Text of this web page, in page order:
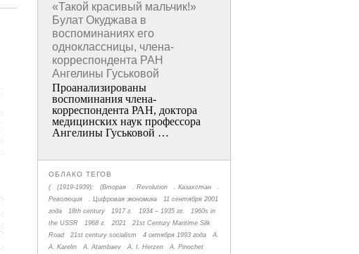
«Такой красивый мальчик!»
Булат Окуджава в
воспоминаниях его
одноклассницы, члена-
корреспондента РАН
Ангелины Гуськовой
Проанализированы
воспоминания члена­
корреспондента РАН, доктора
медицинских наук профессора
Ангелины Гуськовой …
ОБЛАКО ТЕГОВ
( (1919-1939); (Вторая . Revolution . Казахстан
.
Революция
. Цифровая экономика
11 сентября 2001
года
18th century 1917 г. 1934 – 1935 гг.
1960s in
the USSR
1968 г. 2021
21st Century Maritime Silk
Road
21st century socialism 4 октября 1993 года
A.
A. Karelin
A. Atambaev A. I. Herzen A. Pinochet